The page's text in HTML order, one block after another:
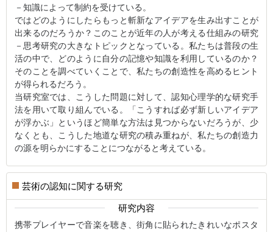
－知識によって制約を受けている。
ではどのようにしたらもっと斬新なアイデアを生み出すことが
出来るのだろうか？このことが近年の人が考える仕組みの研究
－思考研究の大きなトピックとなっている。私たちは普段の生
活の中で、どのように自分の記憶や知識を利用しているのか？
そのことを調べていくことで、私たちの創造性を高めるヒント
が得られるだろう。
当研究室では、こうした問題に対して、認知心理学的な研究手
法を用いて取り組んでいる。「こうすれば必ず新しいアイデア
が浮かぶ」というほど簡単な方法は見つからないだろうが、少
なくとも、こうした地道な研究の積み重ねが、私たちの創造力
の源を明らかにすることにつながると考えている。
芸術の認知に関する研究
研究内容
携帯プレイヤーで音楽を聴き、街角に貼られたきれいなポスタ